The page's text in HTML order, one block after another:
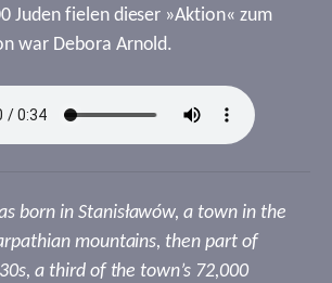
Juden fielen dieser »Aktion« zum
war Debora Arnold.
born in Stanisławów, a town in the
mountains, then part of
a third of the town’s 72,000